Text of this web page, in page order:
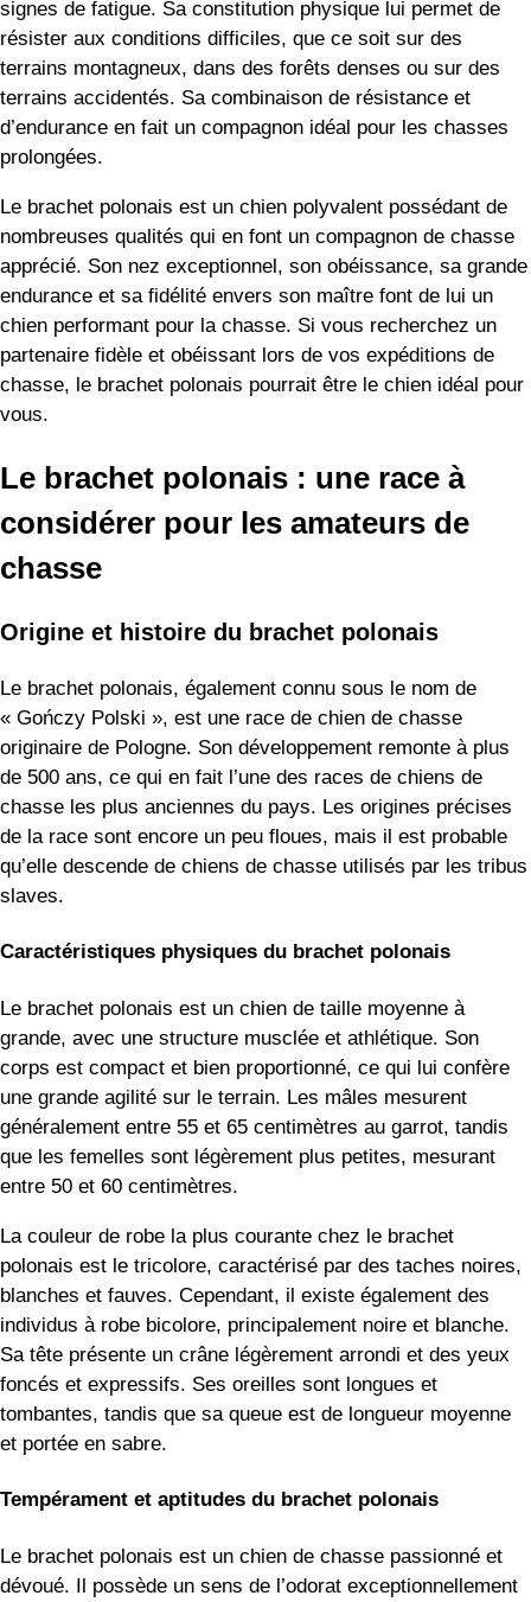
signes de fatigue. Sa constitution physique lui permet de
résister aux conditions difficiles, que ce soit sur des
terrains montagneux, dans des forêts denses ou sur des
terrains accidentés. Sa combinaison de résistance et
d’endurance en fait un compagnon idéal pour les chasses
prolongées.
Le brachet polonais est un chien polyvalent possédant de
nombreuses qualités qui en font un compagnon de chasse
apprécié. Son nez exceptionnel, son obéissance, sa grande
endurance et sa fidélité envers son maître font de lui un
chien performant pour la chasse. Si vous recherchez un
partenaire fidèle et obéissant lors de vos expéditions de
chasse, le brachet polonais pourrait être le chien idéal pour
vous.
Le brachet polonais : une race à
considérer pour les amateurs de
chasse
Origine et histoire du brachet polonais
Le brachet polonais, également connu sous le nom de
« Gończy Polski », est une race de chien de chasse
originaire de Pologne. Son développement remonte à plus
de 500 ans, ce qui en fait l’une des races de chiens de
chasse les plus anciennes du pays. Les origines précises
de la race sont encore un peu floues, mais il est probable
qu’elle descende de chiens de chasse utilisés par les tribus
slaves.
Caractéristiques physiques du brachet polonais
Le brachet polonais est un chien de taille moyenne à
grande, avec une structure musclée et athlétique. Son
corps est compact et bien proportionné, ce qui lui confère
une grande agilité sur le terrain. Les mâles mesurent
généralement entre 55 et 65 centimètres au garrot, tandis
que les femelles sont légèrement plus petites, mesurant
entre 50 et 60 centimètres.
La couleur de robe la plus courante chez le brachet
polonais est le tricolore, caractérisé par des taches noires,
blanches et fauves. Cependant, il existe également des
individus à robe bicolore, principalement noire et blanche.
Sa tête présente un crâne légèrement arrondi et des yeux
foncés et expressifs. Ses oreilles sont longues et
tombantes, tandis que sa queue est de longueur moyenne
et portée en sabre.
Tempérament et aptitudes du brachet polonais
Le brachet polonais est un chien de chasse passionné et
dévoué. Il possède un sens de l’odorat exceptionnellement